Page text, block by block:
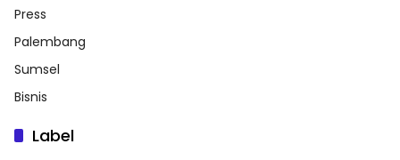
Press
Palembang
Sumsel
Bisnis
Label